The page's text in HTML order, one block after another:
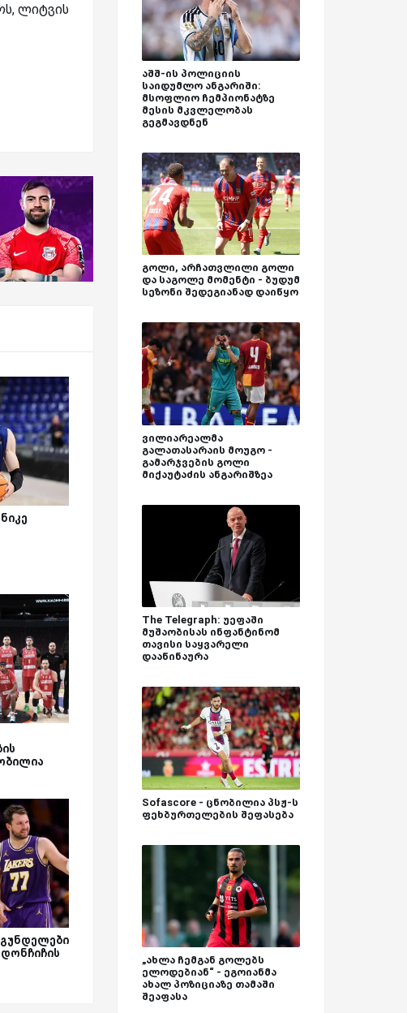
ლიტვის
აშშ-ის პოლიციის
საიდუმლო ანგარიში:
მსოფლიო ჩემპიონატზე
მესის მკვლელობას
გეგმავდნენ
გოლი, არჩათვლილი გოლი
და საგოლე მომენტი - ბუდუმ
სეზონი შედეგიანად დაიწყო
ვილიარეალმა
გალათასარაის მოუგო -
გამარჯვების გოლი
მიქაუტაძის ანგარიშზეა
The Telegraph: უეფაში
მუშაობისას ინფანტინომ
თავისი საყვარელი
დააწინაურა
Sofascore - ცნობილია პსჟ-ს
ფეხბურთელების შეფასება
„ახლა ჩემგან გოლებს
ელოდებიან“ - ეგოიანმა
ახალ პოზიციაზე თამაში
შეაფასა